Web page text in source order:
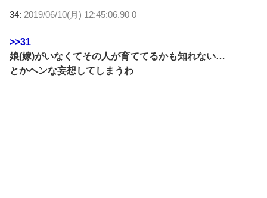
34: 2019/06/10(月) 12:45:06.90 0
>>31
娘(嫁)がいなくてその人が育ててるかも知れない…
とかヘンな妄想してしまうわ